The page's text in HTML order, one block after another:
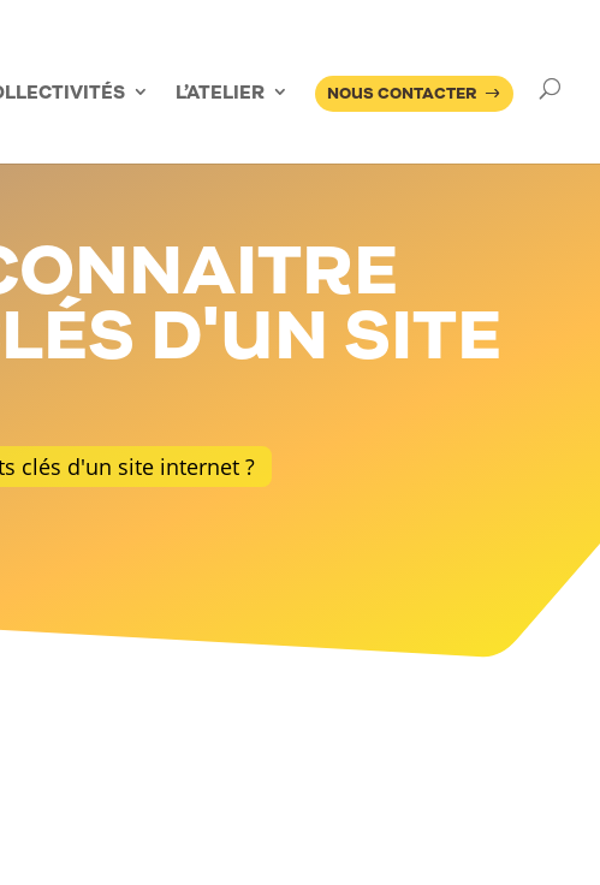
L’ATELIER NOUS CONTACTER
D'UN SITE
clés d'un site internet ?